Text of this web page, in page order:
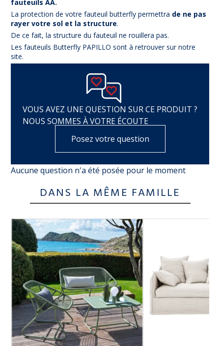
fauteuils AA.
La protection de votre fauteuil butterfly permettra de ne pas
rayer votre sol et la structure.
De ce fait, la structure du fauteuil ne rouillera pas.
Les fauteuils Butterfly PAPILLO sont à retrouver sur notre
site.
VOUS AVEZ UNE QUESTION SUR CE PRODUIT ?
NOUS SOMMES À VOTRE ÉCOUTE
Posez votre question
Aucune question n'a été posée pour le moment
DANS LA MÊME FAMILLE